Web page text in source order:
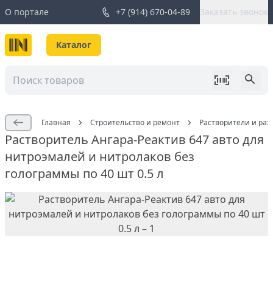
О портале +7 (914) 670-04-89 Заказать звонок
Каталог
Главная Строительство и ремонт Растворители и
Растворитель Ангара-Реактив 647 авто для
нитроэмалей и нитролаков без
голограммы по 40 шт 0.5 л